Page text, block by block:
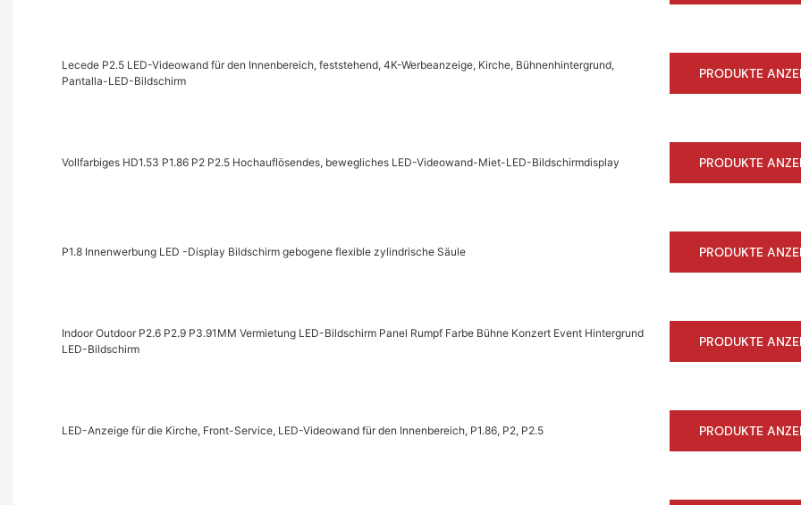
Lecede P2.5 LED-Videowand für den Innenbereich, feststehend, 4K-Werbeanzeige, Kirche, Bühnenhintergrund,
Pantalla-LED-Bildschirm
PRODUKTE
Vollfarbiges HD1.53 P1.86 P2 P2.5 Hochauflösendes, bewegliches LED-Videowand-Miet-LED-Bildschirmdisplay PRODUKTE
P1.8 Innenwerbung LED -Display Bildschirm gebogene flexible zylindrische Säule PRODUKTE
Indoor Outdoor P2.6 P2.9 P3.91MM Vermietung LED-Bildschirm Panel Rumpf Farbe Bühne Konzert Event Hintergrund
LED-Bildschirm
PRODUKTE
LED-Anzeige für die Kirche, Front-Service, LED-Videowand für den Innenbereich, P1.86, P2, P2.5 PRODUKTE